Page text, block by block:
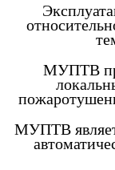
МУПТВ
МУПТВ